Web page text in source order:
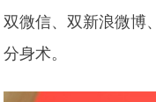
双微信、双新浪微博
分身术。